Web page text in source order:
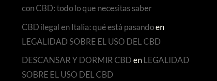
con CBD: todo lo que necesitas saber
CBD ilegal en Italia: qué está pasandoen
LEGALIDAD SOBRE EL USO DEL CBD
DESCANSAR Y DORMIR CBDenLEGALIDAD
SOBRE EL USO DEL CBD